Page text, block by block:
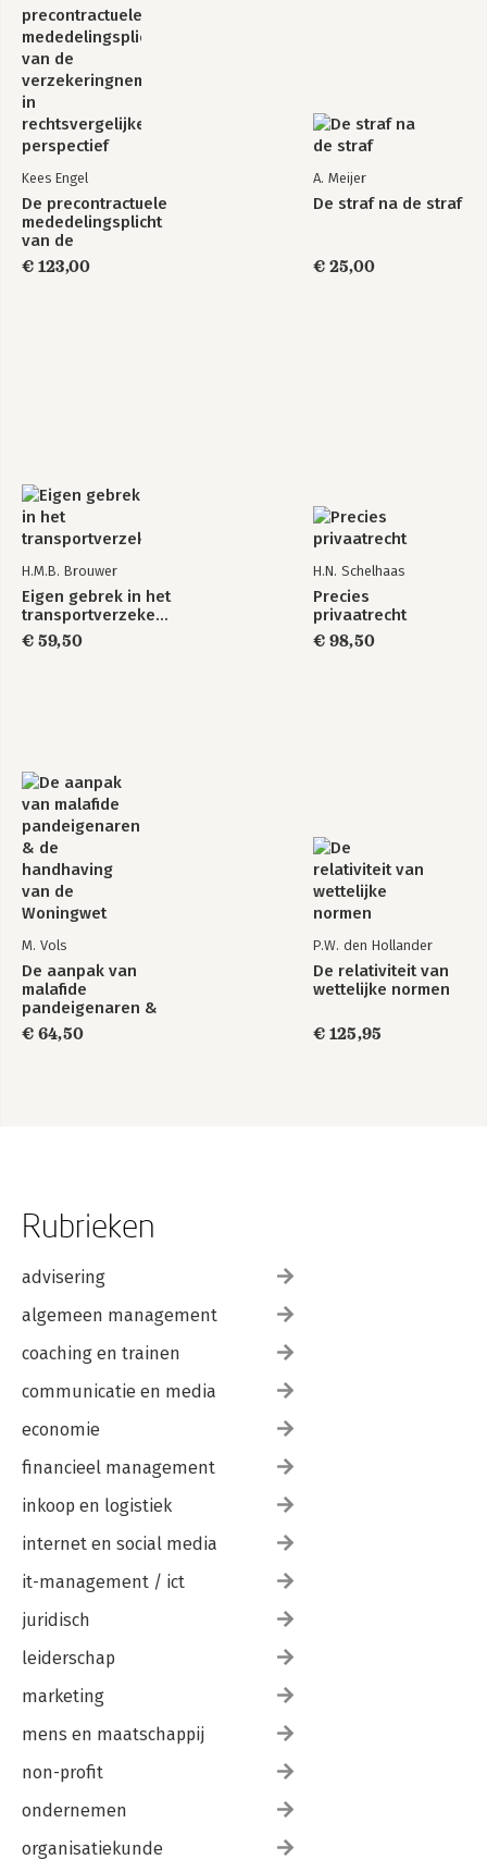
Kees Engel
De precontractuele
mededelingsplicht
van de
verzekeringnemer
in
€ 123,00
A. Meijer
De straf na de straf
€ 25,00
H.M.B. Brouwer
Eigen gebrek in het
transportverzekeringsrecht
€ 59,50
H.N. Schelhaas
Precies
privaatrecht
€ 98,50
M. Vols
De aanpak van
malafide
pandeigenaren &
de handhaving van
de Woningwet
€ 64,50
P.W. den Hollander
De relativiteit van
wettelijke normen
€ 125,95
Rubrieken
advisering
algemeen management
coaching en trainen
communicatie en media
economie
financieel management
inkoop en logistiek
internet en social media
it-management / ict
juridisch
leiderschap
marketing
mens en maatschappij
non-profit
ondernemen
organisatiekunde